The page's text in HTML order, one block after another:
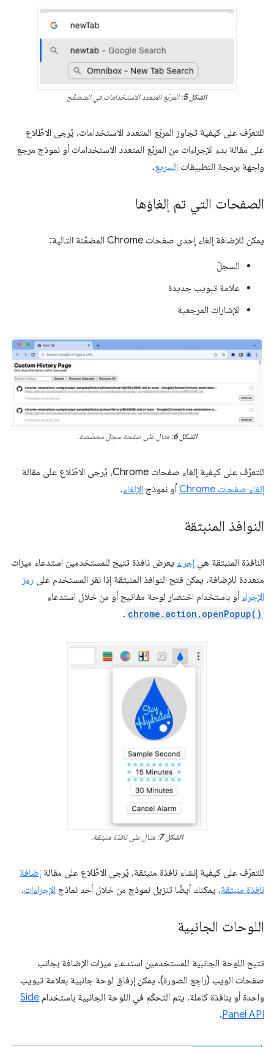
الشكل 5 : المربّع المتعدد الاستخدامات في المتصفّح
للتعرّف على كيفية تجاوز المربّع المتعدد الاستخدامات، يُرجى الاطّلاع
على مقالة بدء الإجراءات من المربّع المتعدد الاستخدامات أو نموذج مرجع
واجهة برمجة التطبيقات السريع.
الصفحات التي تم إلغاؤها
يمكن للإضافة إلغاء إحدى صفحات Chrome المضمّنة التالية:
السجلّ
علامة تبويب جديدة
الإشارات المرجعية
الشكل 6 : مثال على صفحة سجلّ مخصّصة.
للتعرّف على كيفية إلغاء صفحات Chrome، يُرجى الاطّلاع على مقالة
إلغاء صفحات Chrome
أو نموذج الإلغاء.
النوافذ المنبثقة
النافذة المنبثقة هي إجراء يعرض نافذة تتيح للمستخدمين استدعاء ميزات
متعددة للإضافة. يمكن فتح النوافذ المنبثقة إذا نقر المستخدم على رمز
الإجراء أو باستخدام اختصار لوحة مفاتيح أو من خلال استدعاء
chrome.action.openPopup()
.
الشكل 7 : مثال على نافذة منبثقة.
للتعرّف على كيفية إنشاء نافذة منبثقة، يُرجى الاطّلاع على مقالة إضافة
نافذة منبثقة. يمكنك أيضًا تنزيل نموذج من خلال أحد نماذج الإجراءات.
اللوحات الجانبية
تتيح اللوحة الجانبية للمستخدمين استدعاء ميزات الإضافة بجانب
صفحات الويب (راجِع الصورة). يمكن إرفاق لوحة جانبية بعلامة تبويب
واحدة أو بنافذة كاملة. يتم التحكّم في اللوحة الجانبية باستخدام Side
Panel API
.